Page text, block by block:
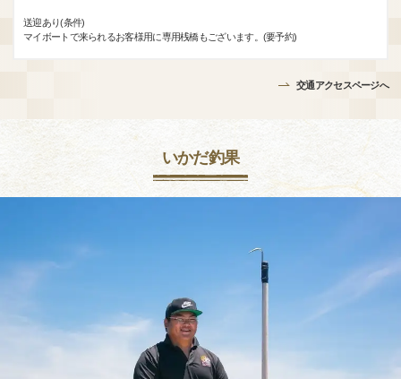
送迎あり(条件)
マイボートで来られるお客様用に専用桟橋もございます。(要予約)
交通アクセスページへ
いかだ釣果